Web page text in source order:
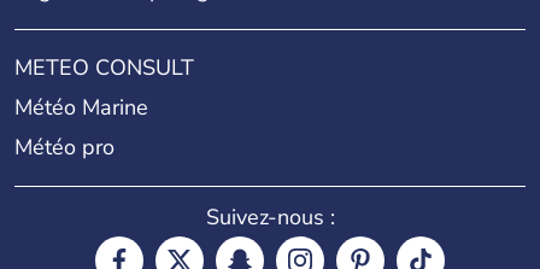
METEO CONSULT
Météo Marine
Météo pro
Suivez-nous :